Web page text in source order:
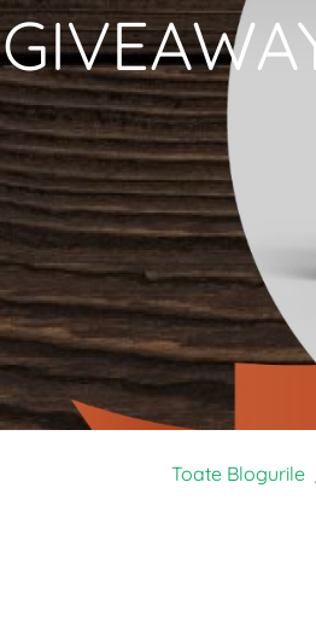
Toate Blogurile